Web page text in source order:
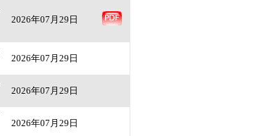
2026年07月29日
2026年07月29日
2026年07月29日
2026年07月29日